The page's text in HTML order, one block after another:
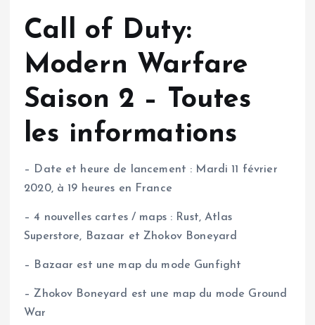
Call of Duty:
Modern Warfare
Saison 2 – Toutes
les informations
– Date et heure de lancement : Mardi 11 février
2020, à 19 heures en France
– 4 nouvelles cartes / maps : Rust, Atlas
Superstore, Bazaar et Zhokov Boneyard
– Bazaar est une map du mode Gunfight
– Zhokov Boneyard est une map du mode Ground
War